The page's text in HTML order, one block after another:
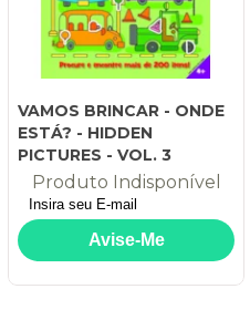
VAMOS BRINCAR - ONDE
ESTÁ? - HIDDEN
PICTURES - VOL. 3
Produto Indisponível